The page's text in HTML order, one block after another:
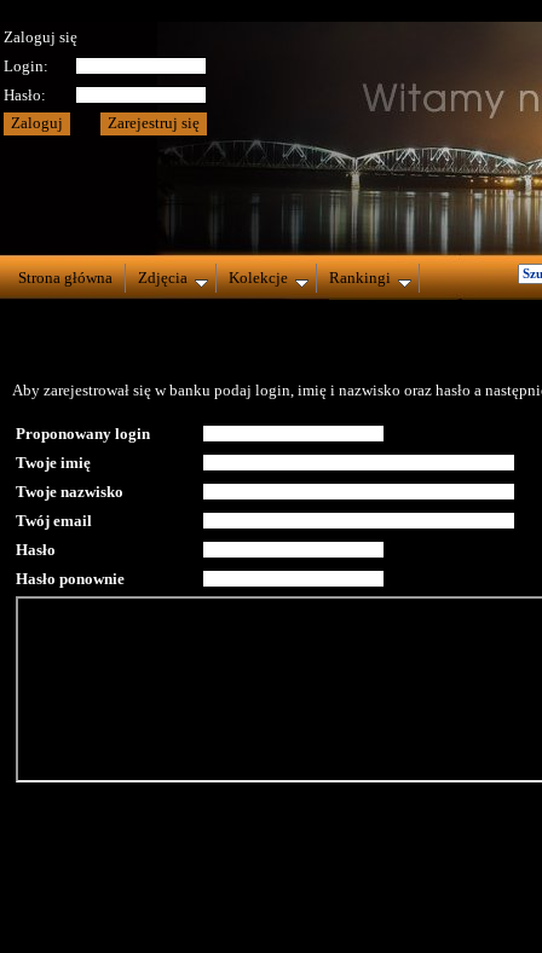
Zaloguj się
Login:
Hasło:
Strona główna Zdjęcia Kolekcje Rankingi
Aby zarejestrował się w banku podaj login, imię i nazwisko oraz hasło a
Proponowany login
Twoje imię
Twoje nazwisko
Twój email
Hasło
Hasło ponownie